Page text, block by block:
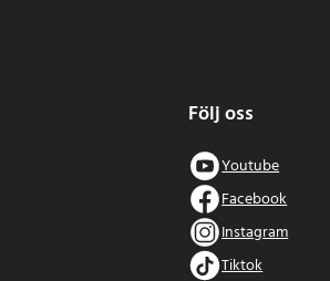
Följ oss
Youtube
Facebook
Instagram
Tiktok